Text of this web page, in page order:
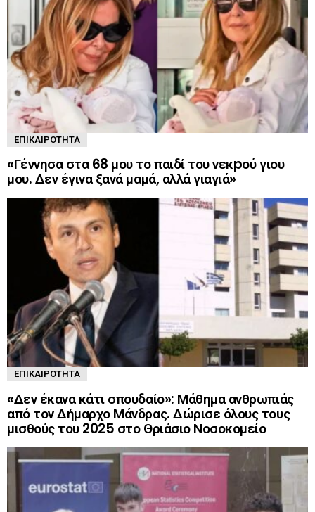
ΕΠΙΚΑΙΡΌΤΗΤΑ
«Γέννησα στα 68 μου το παιδί του νεκpού γιου
μου. Δεν έγινα ξανά μαμά, αλλά γιαγιά»
ΕΠΙΚΑΙΡΌΤΗΤΑ
«Δεν έκανα κάτι σπουδαίο»: Μάθημα ανθρωπιάς
από τον Δήμαρχο Μάνδρας. Δώρισε όλους τους
μισθούς του 2025 στο Θριάσιο Νοσοκομείο